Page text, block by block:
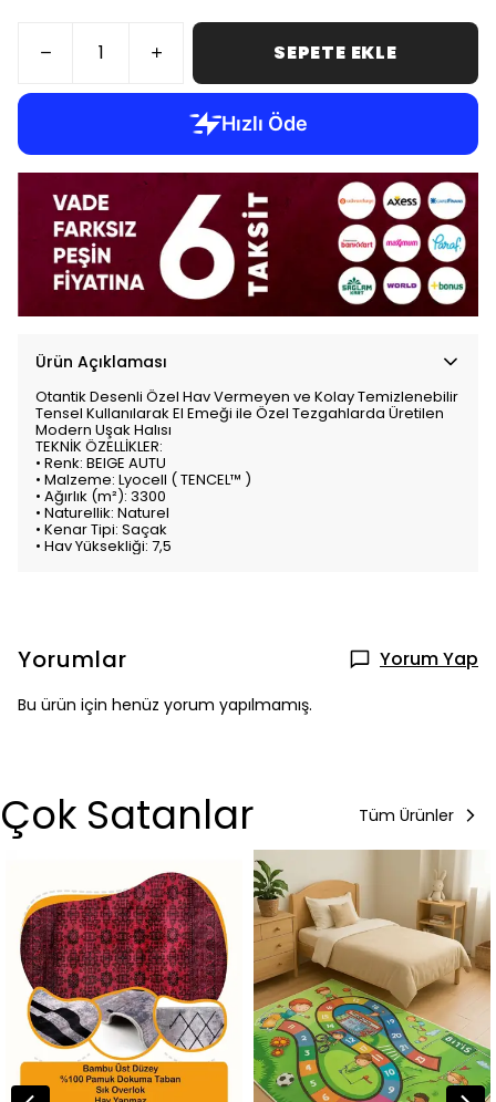
SEPETE EKLE
Ürün Açıklaması
Otantik Desenli Özel Hav Vermeyen ve Kolay Temizlenebilir
Tensel Kullanılarak El Emeği ile Özel Tezgahlarda Üretilen
Modern Uşak Halısı
TEKNİK ÖZELLİKLER:
• Renk: BEIGE AUTU
• Malzeme: Lyocell ( TENCEL™ )
• Ağırlık (m²): 3300
• Naturellik: Naturel
• Kenar Tipi: Saçak
• Hav Yüksekliği: 7,5
Yorumlar Yorum Yap
Bu ürün için henüz yorum yapılmamış.
Çok Satanlar Tüm Ürünler